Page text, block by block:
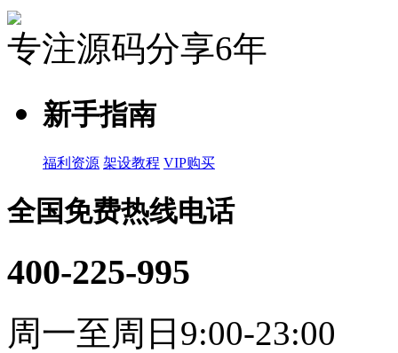
专注源码分享6年
新手指南
福利资源 架设教程 VIP购买
全国免费热线电话
400-225-995
周一至周日9:00-23:00